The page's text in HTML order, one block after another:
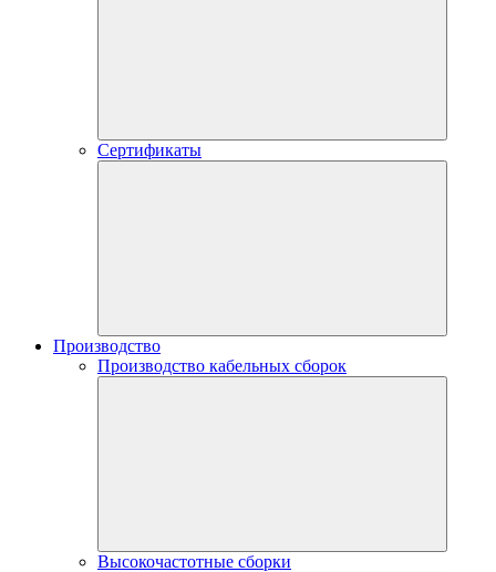
Сертификаты
Производство
Производство кабельных сборок
Высокочастотные сборки